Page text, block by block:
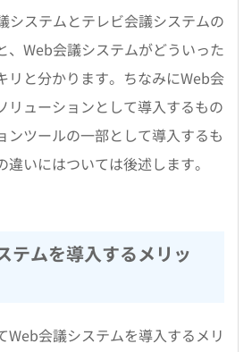
システムとテレビ会議システムの
、Web会議システムがどういった
リと分かります。ちなみにWeb会
リューションとして導入するもの
ンツールの一部として導入するも
いにはついては後述します。
テムを導入するメリッ
Web会議システムを導入するメリ